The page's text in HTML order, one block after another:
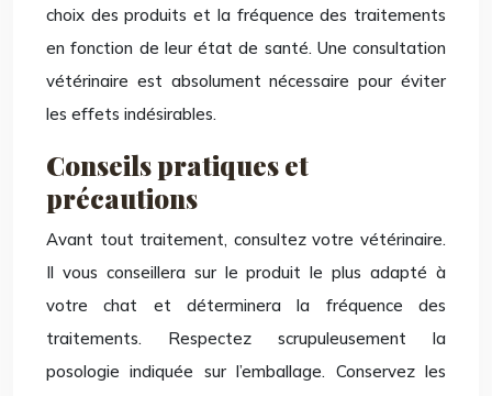
choix des produits et la fréquence des traitements
en fonction de leur état de santé. Une consultation
vétérinaire est absolument nécessaire pour éviter
les effets indésirables.
Conseils pratiques et
précautions
Avant tout traitement, consultez votre vétérinaire.
Il vous conseillera sur le produit le plus adapté à
votre chat et déterminera la fréquence des
traitements. Respectez scrupuleusement la
posologie indiquée sur l’emballage. Conservez les